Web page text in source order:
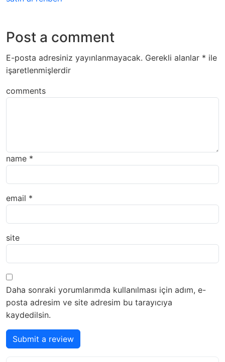
Post a comment
E-posta adresiniz yayınlanmayacak. Gerekli alanlar * ile
işaretlenmişlerdir
comments
name *
email *
site
Daha sonraki yorumlarımda kullanılması için adım, e-
posta adresim ve site adresim bu tarayıcıya
kaydedilsin.
Submit a review